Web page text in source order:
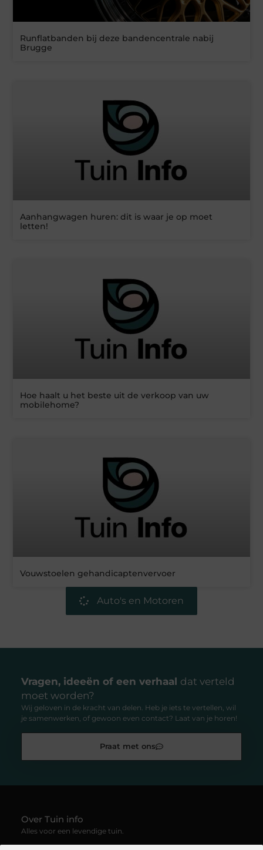
Runflatbanden bij deze bandencentrale nabij
Brugge
Aanhangwagen huren: dit is waar je op moet
letten!
Hoe haalt u het beste uit de verkoop van uw
mobilehome?
Vouwstoelen gehandicaptenvervoer
Auto's en Motoren
Vragen, ideeën of een verhaal dat verteld
moet worden?
Wij geloven in de kracht van delen. Heb je iets te vertellen, wil
je samenwerken, of gewoon even contact? Laat van je horen!
Praat met ons
Over Tuin info
Alles voor een levendige tuin.